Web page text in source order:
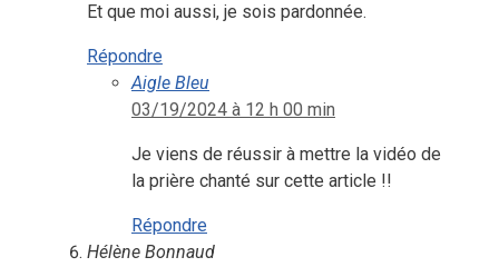
Et que moi aussi, je sois pardonnée.
Répondre
Aigle Bleu
03/19/2024 à 12 h 00 min
Je viens de réussir à mettre la vidéo de
la prière chanté sur cette article !!
Répondre
Hélène Bonnaud